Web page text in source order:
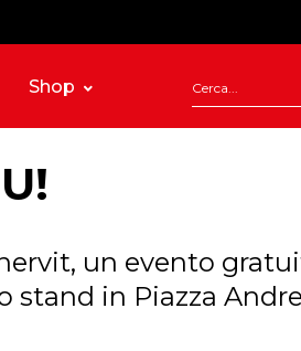
Shop
un evento
stand in Piazza